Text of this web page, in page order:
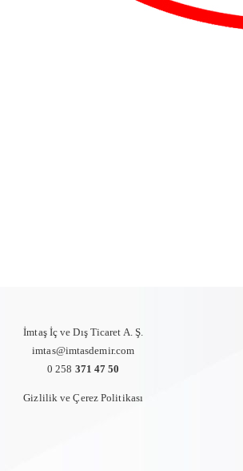
İmtaş İç ve Dış Ticaret A. Ş.
imtas@imtasdemir.com
0 258 371 47 50
Gizlilik ve Çerez Politikası